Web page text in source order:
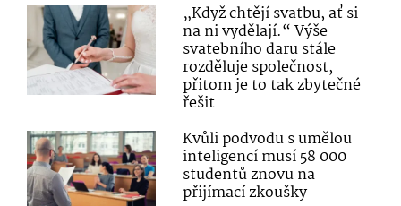
„Když chtějí svatbu, ať si
na ni vydělají.“ Výše
svatebního daru stále
rozděluje společnost,
přitom je to tak zbytečné
řešit
Kvůli podvodu s umělou
inteligencí musí 58 000
studentů znovu na
přijímací zkoušky